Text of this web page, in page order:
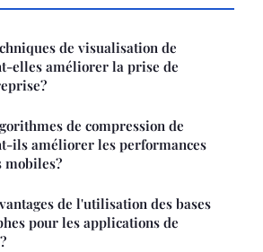
de visualisation de
elles améliorer la prise de
de compression de
ils améliorer les performances
mobiles?
de l'utilisation des bases
pour les applications de